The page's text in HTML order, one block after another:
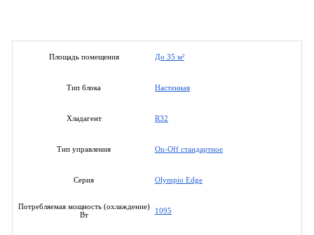
Площадь помещения До 35 м²
Тип блока Настенная
Хладагент R32
Тип управления On-Off стандартное
Серия Olympio Edge
Потребляемая мощность (охлаждение)
Вт
1095